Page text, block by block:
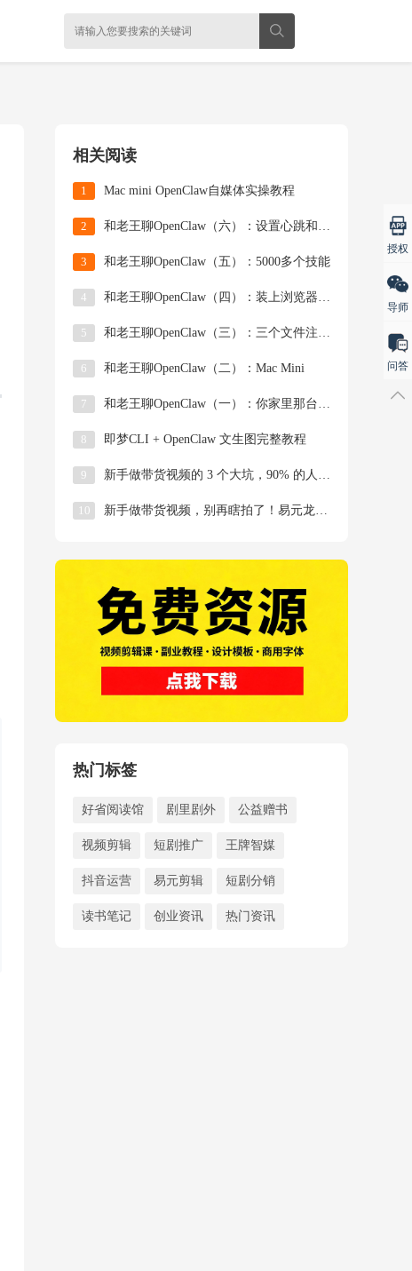
相关阅读
1 Mac mini OpenClaw自媒体实操教程
2 和老王聊OpenClaw（六）：设置心跳和定时任
3 和老王聊OpenClaw（五）：5000多个技能
4 和老王聊OpenClaw（四）：装上浏览器技能，
5 和老王聊OpenClaw（三）：三个文件注入灵魂
6 和老王聊OpenClaw（二）：Mac Mini
7 和老王聊OpenClaw（一）：你家里那台吃灰的
8 即梦CLI + OpenClaw 文生图完整教程
9 新手做带货视频的 3 个大坑，90% 的人都踩过
10 新手做带货视频，别再瞎拍了！易元龙虾AI帮你0基
热门标签
好省阅读馆 剧里剧外 公益赠书
视频剪辑 短剧推广 王牌智媒
抖音运营 易元剪辑 短剧分销
读书笔记 创业资讯 热门资讯
授权
导师
问答